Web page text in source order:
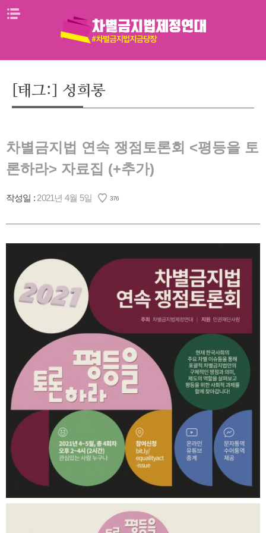
Skip
[태그:] 성희롱
차별금지법 연속 쟁점토론회 <평등을 토
론하라> 자료집 (+추가)
작성일 : 2021년 4월 5일 376